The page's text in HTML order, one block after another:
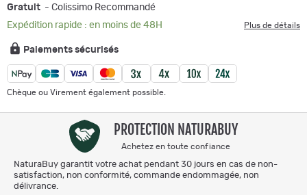
Gratuit - Colissimo Recommandé
Expédition rapide : en moins de 48H
Plus de détails
Paiements sécurisés
Chèque ou Virement également possible.
PROTECTION NATURABUY
Achetez en toute confiance
NaturaBuy garantit votre achat pendant 30 jours en cas de non-
satisfaction, non conformité, commande endommagée, non
délivrance.